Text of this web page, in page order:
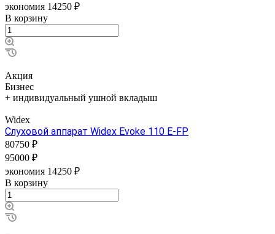
экономия 14250 ₽
В корзину
Акция
Бизнес
+ индивидуальный ушной вкладыш
Widex
Слуховой аппарат Widex Evoke 110 E-FP
80750 ₽
95000 ₽
экономия 14250 ₽
В корзину